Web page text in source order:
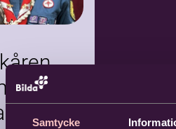
Samtycke
2026-0
Komma
9 tillfällen